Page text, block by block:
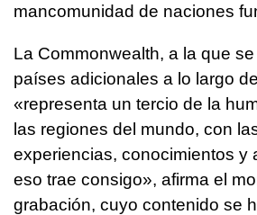
mancomunidad de naciones
La Commonwealth, a la que
países adicionales a lo largo
«representa un tercio de la
las regiones del mundo, con
experiencias, conocimientos y
eso trae consigo», afirma el
grabación, cuyo contenido se